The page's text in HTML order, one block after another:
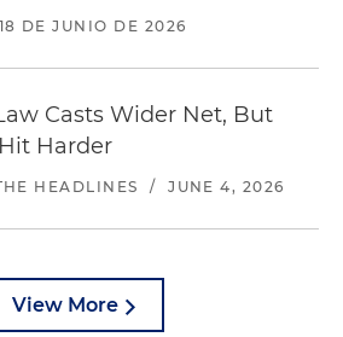
18 DE JUNIO DE 2026
Casts Wider Net, But
Harder
HEADLINES / JUNE 4, 2026
View More